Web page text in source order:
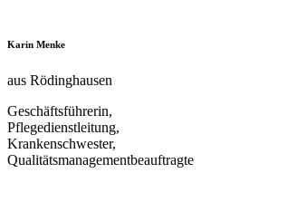
Karin Menke
aus Rödinghausen
Geschäftsführerin,
Pflegedienstleitung,
Krankenschwester,
Qualitätsmanagementbeauftragte